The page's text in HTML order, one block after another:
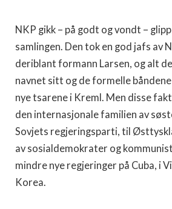
NKP gikk – på godt og vondt –
samlingen. Den tok en god jafs av
deriblant formann Larsen, og alt
navnet sitt og de formelle
nye tsarene i Kreml. Men disse
den internasjonale familien av
Sovjets regjeringsparti, til
av sosialdemokrater og
mindre nye regjeringer på Cuba, i
Korea.